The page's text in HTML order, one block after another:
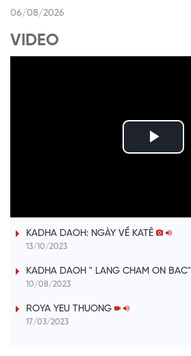
06/08/2026
VIDEO
P
a
V
KADHA DAOH: NGÀY VỀ KATÊ
13/10/2023
KADHA DAOH " LANG CHAM ON BAC"
10/08/2023
ROYA YEU THUONG
17/03/2023